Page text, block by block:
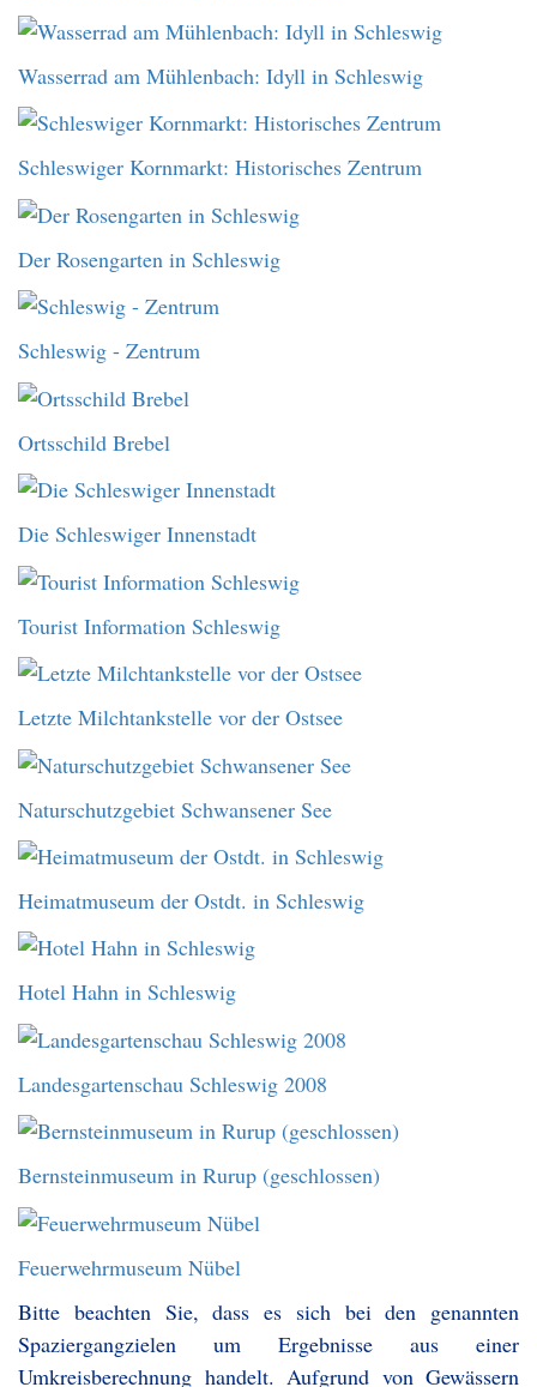
Wasserrad am Mühlenbach: Idyll in Schleswig
Schleswiger Kornmarkt: Historisches Zentrum
Der Rosengarten in Schleswig
Schleswig - Zentrum
Ortsschild Brebel
Die Schleswiger Innenstadt
Tourist Information Schleswig
Letzte Milchtankstelle vor der Ostsee
Naturschutzgebiet Schwansener See
Heimatmuseum der Ostdt. in Schleswig
Hotel Hahn in Schleswig
Landesgartenschau Schleswig 2008
Bernsteinmuseum in Rurup (geschlossen)
Feuerwehrmuseum Nübel
Bitte beachten Sie, dass es sich bei den genannten
Spaziergangzielen um Ergebnisse aus einer
Umkreisberechnung handelt. Aufgrund von Gewässern